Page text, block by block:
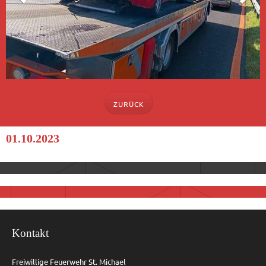
ZURÜCK
01.10.2023
Kontakt
Freiwillige Feuerwehr St. Michael